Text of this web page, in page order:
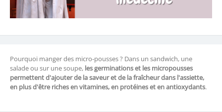
Pourquoi manger des micro-pousses ? Dans un sandwich, une
salade ou sur une soupe, les germinations et les micropousses
permettent d'ajouter de la saveur et de la fraîcheur dans l'assiette,
en plus d'être riches en vitamines, en protéines et en antioxydants.